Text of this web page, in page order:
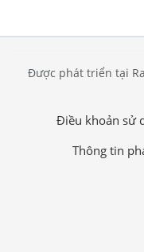
Được phát triển tại
Điều khoản sử
Thông tin